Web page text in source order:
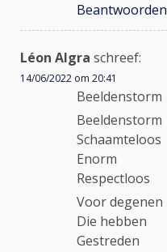
Beantwoorden
Léon Algra schreef:
14/06/2022 om 20:41
Beeldenstorm
Beeldenstorm
Schaamteloos
Enorm
Respectloos
Voor degenen
Die hebben
Gestreden